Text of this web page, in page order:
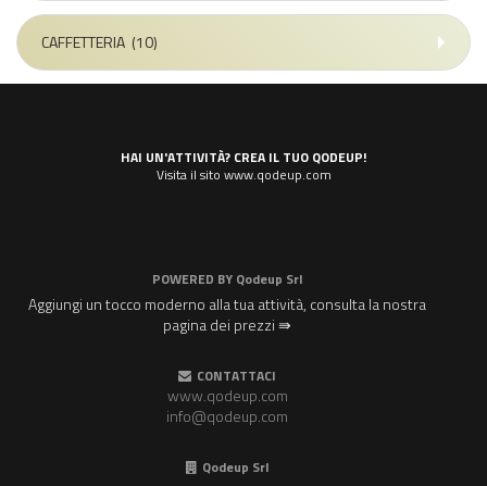
CAFFETTERIA (10)
HAI UN'ATTIVITÀ? CREA IL TUO QODEUP!
Visita il sito www.qodeup.com
POWERED BY Qodeup Srl
Aggiungi un tocco moderno alla tua attività, consulta la nostra
pagina dei prezzi ⇛
CONTATTACI
www.qodeup.com
info@qodeup.com
Qodeup Srl